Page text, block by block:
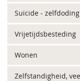
Suïcide - zelfdoding
Vrijetijdsbesteding
Wonen
Zelfstandigheid,